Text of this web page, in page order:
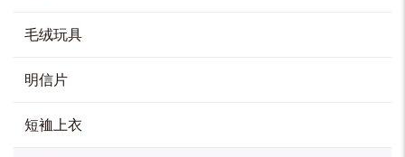
毛绒玩具
明信片
短裇上衣